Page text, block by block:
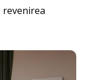
revenirea